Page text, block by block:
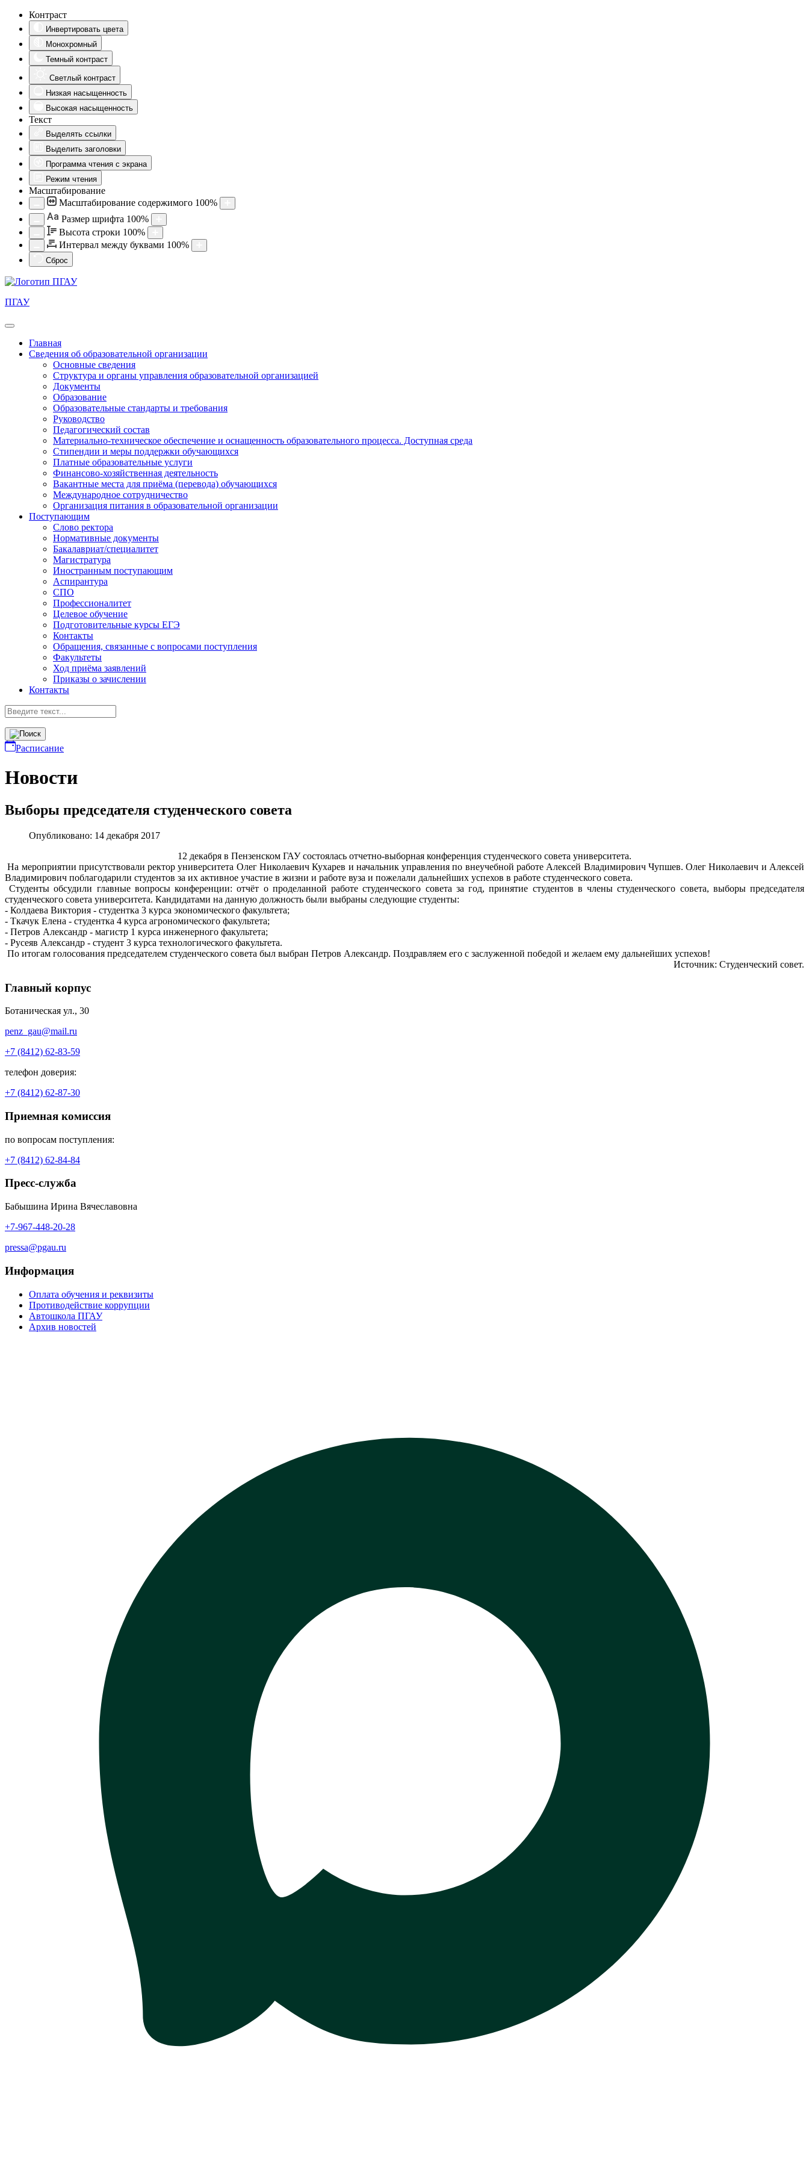
Контраст
Инвертировать цвета
Монохромный
Темный контраст
Светлый контраст
Низкая насыщенность
Высокая насыщенность
Текст
Выделять ссылки
Выделить заголовки
Программа чтения с экрана
Режим чтения
Масштабирование
Масштабирование содержимого 100%
Aa Размер шрифта 100%
Высота строки 100%
Интервал между буквами 100%
Сброс
ПГАУ
Главная
Сведения об образовательной организации
Основные сведения
Структура и органы управления образовательной организацией
Документы
Образование
Образовательные стандарты и требования
Руководство
Педагогический состав
Материально-техническое обеспечение и оснащенность образовательного процесса. Доступная среда
Стипендии и меры поддержки обучающихся
Платные образовательные услуги
Финансово-хозяйственная деятельность
Вакантные места для приёма (перевода) обучающихся
Международное сотрудничество
Организация питания в образовательной организации
Поступающим
Слово ректора
Нормативные документы
Бакалавриат/специалитет
Магистратура
Иностранным поступающим
Аспирантура
СПО
Профессионалитет
Целевое обучение
Подготовительные курсы ЕГЭ
Контакты
Обращения, связанные с вопросами поступления
Факультеты
Ход приёма заявлений
Приказы о зачислении
Контакты
Расписание
Новости
Выборы председателя студенческого совета
Опубликовано: 14 декабря 2017
12 декабря в Пензенском ГАУ состоялась отчетно-выборная конференция студенческого совета университета.
На мероприятии присутствовали ректор университета Олег Николаевич Кухарев и начальник управления по внеучебной работе Алексей Владимирович Чупшев. Олег Николаевич и Алексей
Владимирович поблагодарили студентов за их активное участие в жизни и работе вуза и пожелали дальнейших успехов в работе студенческого совета.
Студенты обсудили главные вопросы конференции: отчёт о проделанной работе студенческого совета за год, принятие студентов в члены студенческого совета, выборы председателя
студенческого совета университета. Кандидатами на данную должность были выбраны следующие студенты:
- Колдаева Виктория - студентка 3 курса экономического факультета;
- Ткачук Елена - студентка 4 курса агрономического факультета;
- Петров Александр - магистр 1 курса инженерного факультета;
- Русеяв Александр - студент 3 курса технологического факультета.
По итогам голосования председателем студенческого совета был выбран Петров Александр. Поздравляем его с заслуженной победой и желаем ему дальнейших успехов!
Источник: Студенческий совет.
Главный корпус
Ботаническая ул., 30
penz_gau@mail.ru
+7 (8412) 62-83-59
телефон доверия:
+7 (8412) 62-87-30
Приемная комиссия
по вопросам поступления:
+7 (8412) 62-84-84
Пресс-служба
Бабышина Ирина Вячеславовна
+7-967-448-20-28
pressa@pgau.ru
Информация
Оплата обучения и реквизиты
Противодействие коррупции
Автошкола ПГАУ
Архив новостей